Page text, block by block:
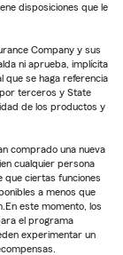
disposiciones que le
Company y sus
ni aprueba, implícita
que se haga referencia
terceros y State
de los productos y
comprado una nueva
cualquier persona
que ciertas funciones
a menos que
este momento, los
el programa
experimentar un